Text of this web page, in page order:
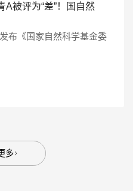
A被评为“差”！国自然
布《国家自然科学基金委
多